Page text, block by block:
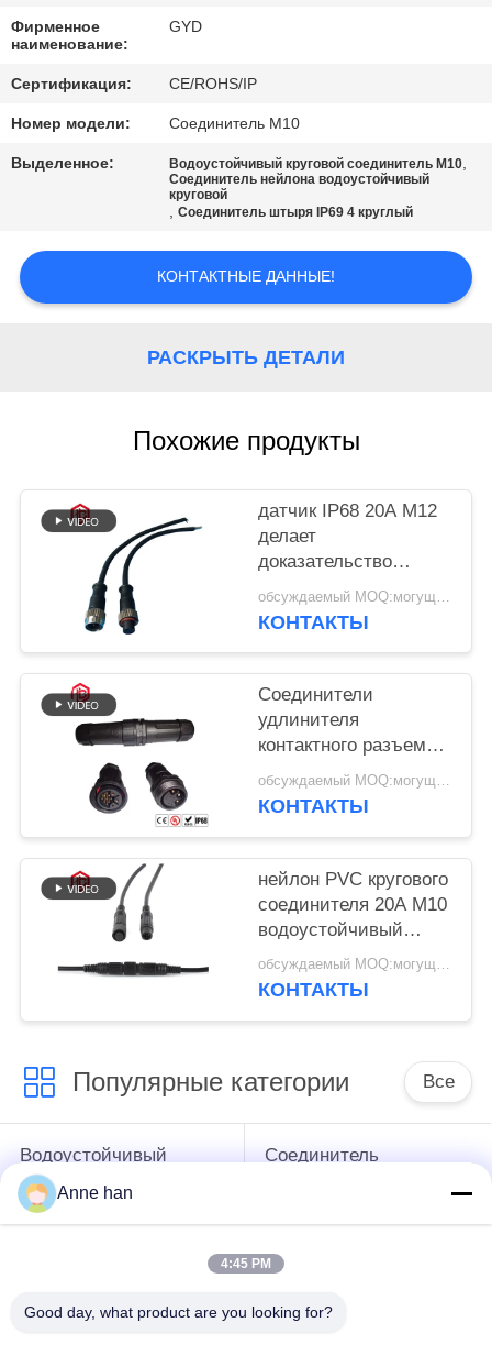
PRIVACY
POLICY
Фирменное
наименование:
GYD
Сертификация: CE/ROHS/IP
Номер модели: Соединитель M10
Выделенное: Водоустойчивый круговой соединитель M10,
Соединитель нейлона водоустойчивый
круговой
,Соединитель штыря IP69 4 круглый
КОНТАКТНЫЕ ДАННЫЕ!
РАСКРЫТЬ ДЕТАЛИ
Похожие продукты
датчик IP68 20A M12
делает
доказательство
водостойким пыли
кругового
обсуждаемый MOQ:могущий быть предметом переговоров
КОНТАКТЫ
Соединители
удлинителя
контактного разъема
IP69 M23 12
водоустойчивые
обсуждаемый MOQ:могущий быть предметом переговоров
КОНТАКТЫ
нейлон PVC кругового
соединителя 20A M10
водоустойчивый
мужской женский
резиновый
обсуждаемый MOQ:могущий быть предметом переговоров
КОНТАКТЫ
Популярные категории Все
Водоустойчивый
круговой
соединитель
Соединитель
данных
Э27
Anne han
4:45 PM
Good day, what product are you looking for?